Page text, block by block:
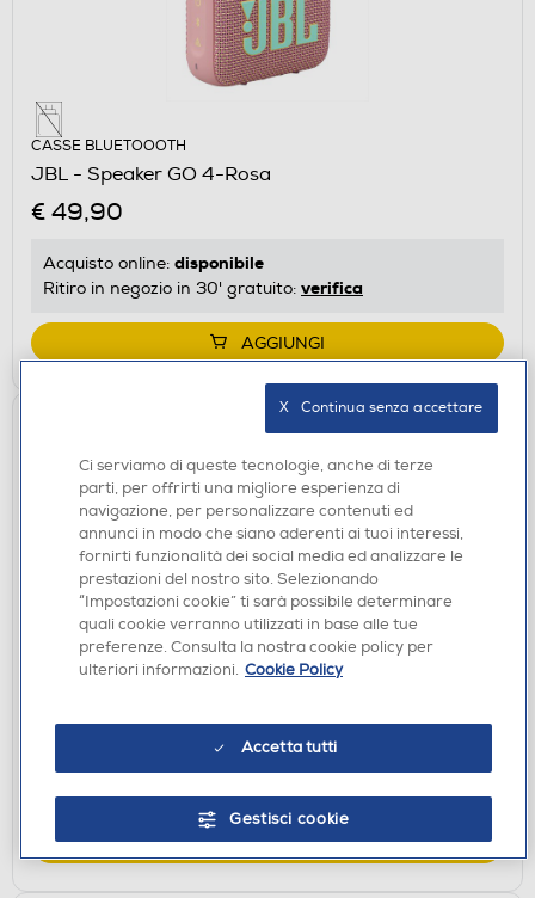
CASSE BLUETOOOTH
JBL - Speaker GO 4-Rosa
€ 49,90
Acquisto online: disponibile
Ritiro in negozio in 30' gratuito: verifica
AGGIUNGI
OROLOGI - SVEGLIE
EUROPA TECHNOLOGY - Sveglia digitale con
proiezione DV-538 RC-Nero
AGGIUNGI
Ci serviamo di queste tecnologie, anche di terze
parti, per offrirti una migliore esperienza di
navigazione, per personalizzare contenuti ed
annunci in modo che siano aderenti ai tuoi interessi,
fornirti funzionalità dei social media ed analizzare le
prestazioni del nostro sito. Selezionando
“Impostazioni cookie” ti sarà possibile determinare
quali cookie verranno utilizzati in base alle tue
preferenze. Consulta la nostra cookie policy per
ulteriori informazioni. Cookie Policy
Accetta tutti
Gestisci cookie
X   Continua senza accettare